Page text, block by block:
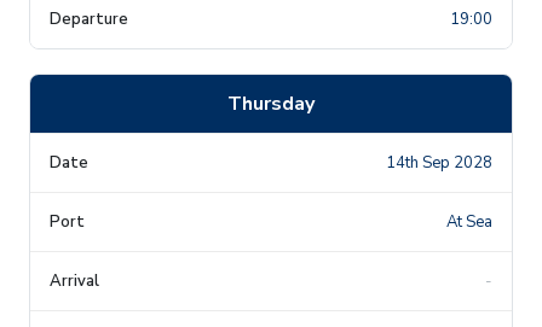
19:00
Thursday
14th Sep 2028
At Sea
-